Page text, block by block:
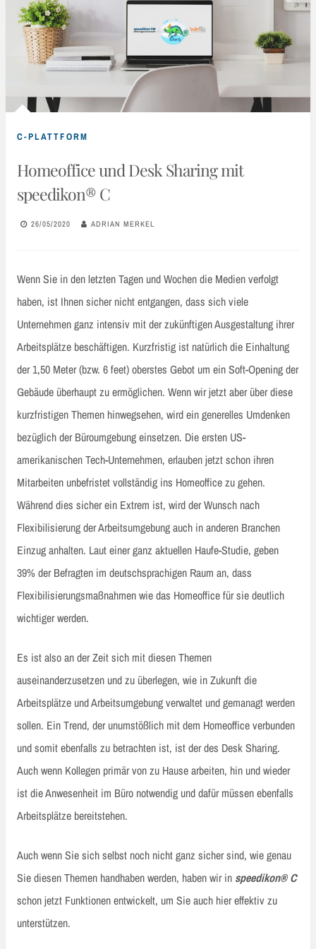
C-PLATTFORM
Homeoffice und Desk Sharing mit
speedikon® C
26/05/2020 ADRIAN MERKEL
Wenn Sie in den letzten Tagen und Wochen die Medien verfolgt
haben, ist Ihnen sicher nicht entgangen, dass sich viele
Unternehmen ganz intensiv mit der zukünftigen Ausgestaltung ihrer
Arbeitsplätze beschäftigen. Kurzfristig ist natürlich die Einhaltung
der 1,50 Meter (bzw. 6 feet) oberstes Gebot um ein Soft-Opening der
Gebäude überhaupt zu ermöglichen. Wenn wir jetzt aber über diese
kurzfristigen Themen hinwegsehen, wird ein generelles Umdenken
bezüglich der Büroumgebung einsetzen. Die ersten US-
amerikanischen Tech-Unternehmen, erlauben jetzt schon ihren
Mitarbeiten unbefristet vollständig ins Homeoffice zu gehen.
Während dies sicher ein Extrem ist, wird der Wunsch nach
Flexibilisierung der Arbeitsumgebung auch in anderen Branchen
Einzug anhalten. Laut einer ganz aktuellen Haufe-Studie, geben
39% der Befragten im deutschsprachigen Raum an, dass
Flexibilisierungsmaßnahmen wie das Homeoffice für sie deutlich
wichtiger werden.
Es ist also an der Zeit sich mit diesen Themen
auseinanderzusetzen und zu überlegen, wie in Zukunft die
Arbeitsplätze und Arbeitsumgebung verwaltet und gemanagt werden
sollen. Ein Trend, der unumstößlich mit dem Homeoffice verbunden
und somit ebenfalls zu betrachten ist, ist der des Desk Sharing.
Auch wenn Kollegen primär von zu Hause arbeiten, hin und wieder
ist die Anwesenheit im Büro notwendig und dafür müssen ebenfalls
Arbeitsplätze bereitstehen.
Auch wenn Sie sich selbst noch nicht ganz sicher sind, wie genau
Sie diesen Themen handhaben werden, haben wir in speedikon® C
schon jetzt Funktionen entwickelt, um Sie auch hier effektiv zu
unterstützen.